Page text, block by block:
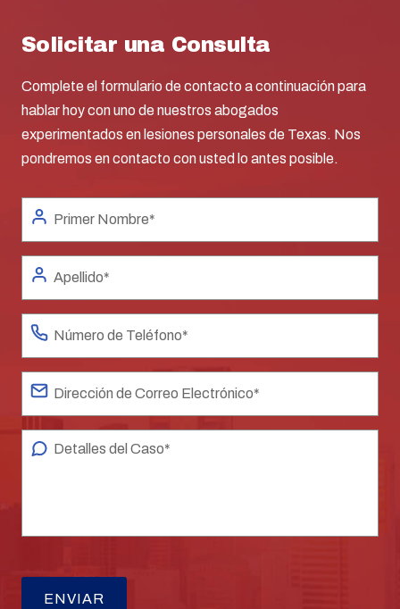
Solicitar una Consulta
Complete el formulario de contacto a continuación para
hablar hoy con uno de nuestros abogados
experimentados en lesiones personales de Texas. Nos
pondremos en contacto con usted lo antes posible.